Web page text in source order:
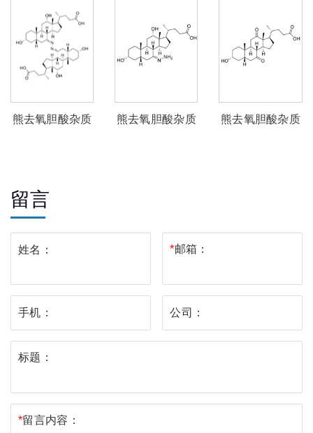
熊去氧胆酸杂质
熊去氧胆酸杂质
熊去氧胆酸杂质
留言
姓名： *邮箱：
手机： 公司：
标题：
*留言内容：